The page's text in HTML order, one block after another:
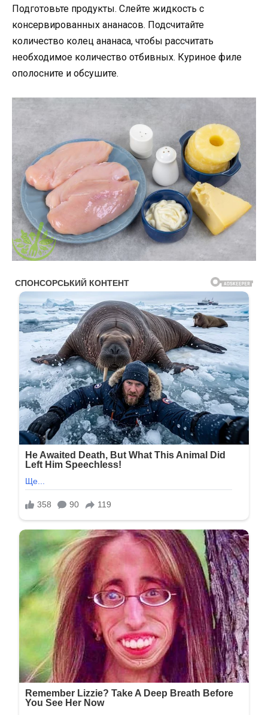
Подготовьте продукты. Слейте жидкость с
консервированных ананасов. Подсчитайте
количество колец ананаса, чтобы рассчитать
необходимое количество отбивных. Куриное филе
ополосните и обсушите.